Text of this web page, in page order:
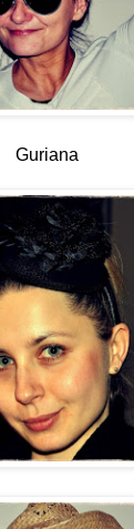
Guriana